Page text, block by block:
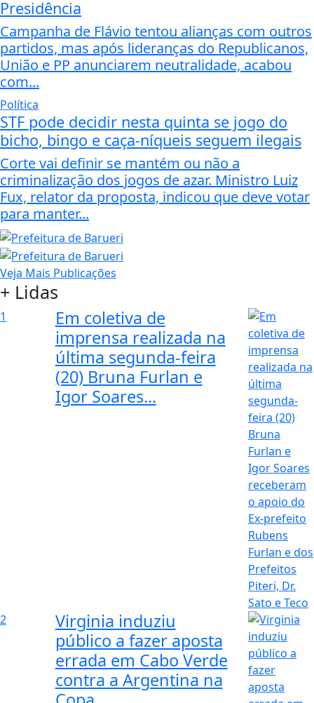
Presidência
Campanha de Flávio tentou alianças com outros
partidos, mas após lideranças do Republicanos,
União e PP anunciarem neutralidade, acabou
com...
Política
STF pode decidir nesta quinta se jogo do
bicho, bingo e caça-níqueis seguem ilegais
Corte vai definir se mantém ou não a
criminalização dos jogos de azar. Ministro Luiz
Fux, relator da proposta, indicou que deve votar
para manter...
Veja Mais Publicações
+ Lidas
1
Em coletiva de
imprensa realizada na
última segunda-feira
(20) Bruna Furlan e
Igor Soares...
2
Virginia induziu
público a fazer aposta
errada em Cabo Verde
contra a Argentina na